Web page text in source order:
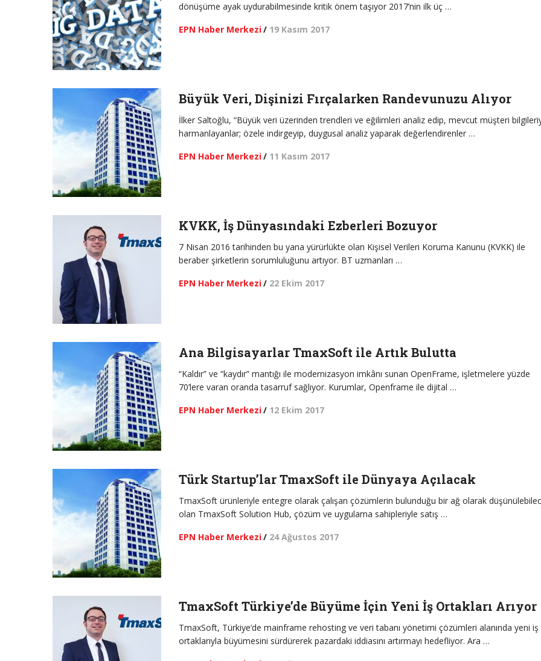
dönüşüme ayak uydurabilmesinde kritik önem taşıyor 2017’nin ilk üç …
EPN Haber Merkezi/ 19 Kasım 2017
Büyük Veri, Dişinizi Fırçalarken Randevunuzu Alıyor
İlker Saltoğlu, “Büyük veri üzerinden trendleri ve eğilimleri analiz edip, mevcut müşteri
harmanlayanlar; özele indirgeyip, duygusal analiz yaparak değerlendirenler …
EPN Haber Merkezi/ 11 Kasım 2017
KVKK, İş Dünyasındaki Ezberleri Bozuyor
7 Nisan 2016 tarihinden bu yana yürürlükte olan Kişisel Verileri Koruma Kanunu (KVKK) ile
beraber şirketlerin sorumluluğunu artıyor. BT uzmanları …
EPN Haber Merkezi/ 22 Ekim 2017
Ana Bilgisayarlar TmaxSoft ile Artık Bulutta
“Kaldır” ve “kaydır” mantığı ile modernizasyon imkânı sunan OpenFrame, işletmelere yüzde
70’lere varan oranda tasarruf sağlıyor. Kurumlar, Openframe ile dijital …
EPN Haber Merkezi/ 12 Ekim 2017
Türk Startup’lar TmaxSoft ile Dünyaya Açılacak
TmaxSoft ürünleriyle entegre olarak çalışan çözümlerin bulunduğu bir ağ olarak
olan TmaxSoft Solution Hub, çözüm ve uygulama sahipleriyle satış …
EPN Haber Merkezi/ 24 Ağustos 2017
TmaxSoft Türkiye’de Büyüme İçin Yeni İş Ortakları Arıyor
TmaxSoft, Türkiye’de mainframe rehosting ve veri tabanı yönetimi çözümleri alanında yeni iş
ortaklarıyla büyümesini sürdürerek pazardaki iddiasını artırmayı hedefliyor. Ara …